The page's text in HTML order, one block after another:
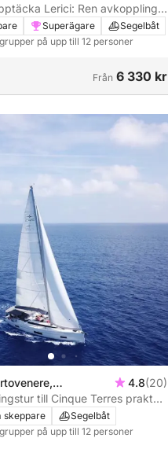
Lerici: Ren avkoppling
blå havet
Superägare
Segelbåt
grupper på upp till 12 personer
Från 6 330 kr
Italien
4.8(20)
till Cinque Terres prakt
skeppare
Segelbåt
grupper på upp till 12 personer